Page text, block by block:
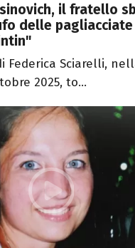
il fratello
delle
Federica Sciarelli,
2025, to...